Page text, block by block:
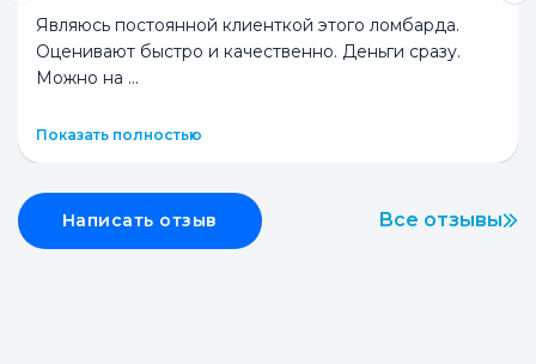
Все отзывы
Являюсь постоянной клиенткой этого ломбарда.
Оценивают быстро и качественно. Деньги сразу.
Можно на ...
Показать полностью
Написать отзыв